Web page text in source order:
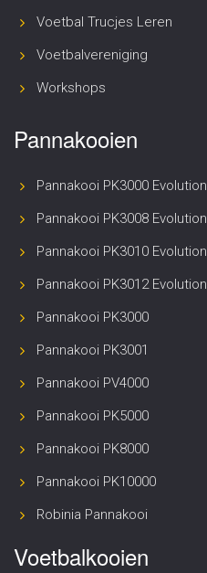
Voetbal Trucjes Leren
Voetbalvereniging
Workshops
Pannakooien
Pannakooi PK3000 Evolution
Pannakooi PK3008 Evolution
Pannakooi PK3010 Evolution
Pannakooi PK3012 Evolution
Pannakooi PK3000
Pannakooi PK3001
Pannakooi PV4000
Pannakooi PK5000
Pannakooi PK8000
Pannakooi PK10000
Robinia Pannakooi
Voetbalkooien